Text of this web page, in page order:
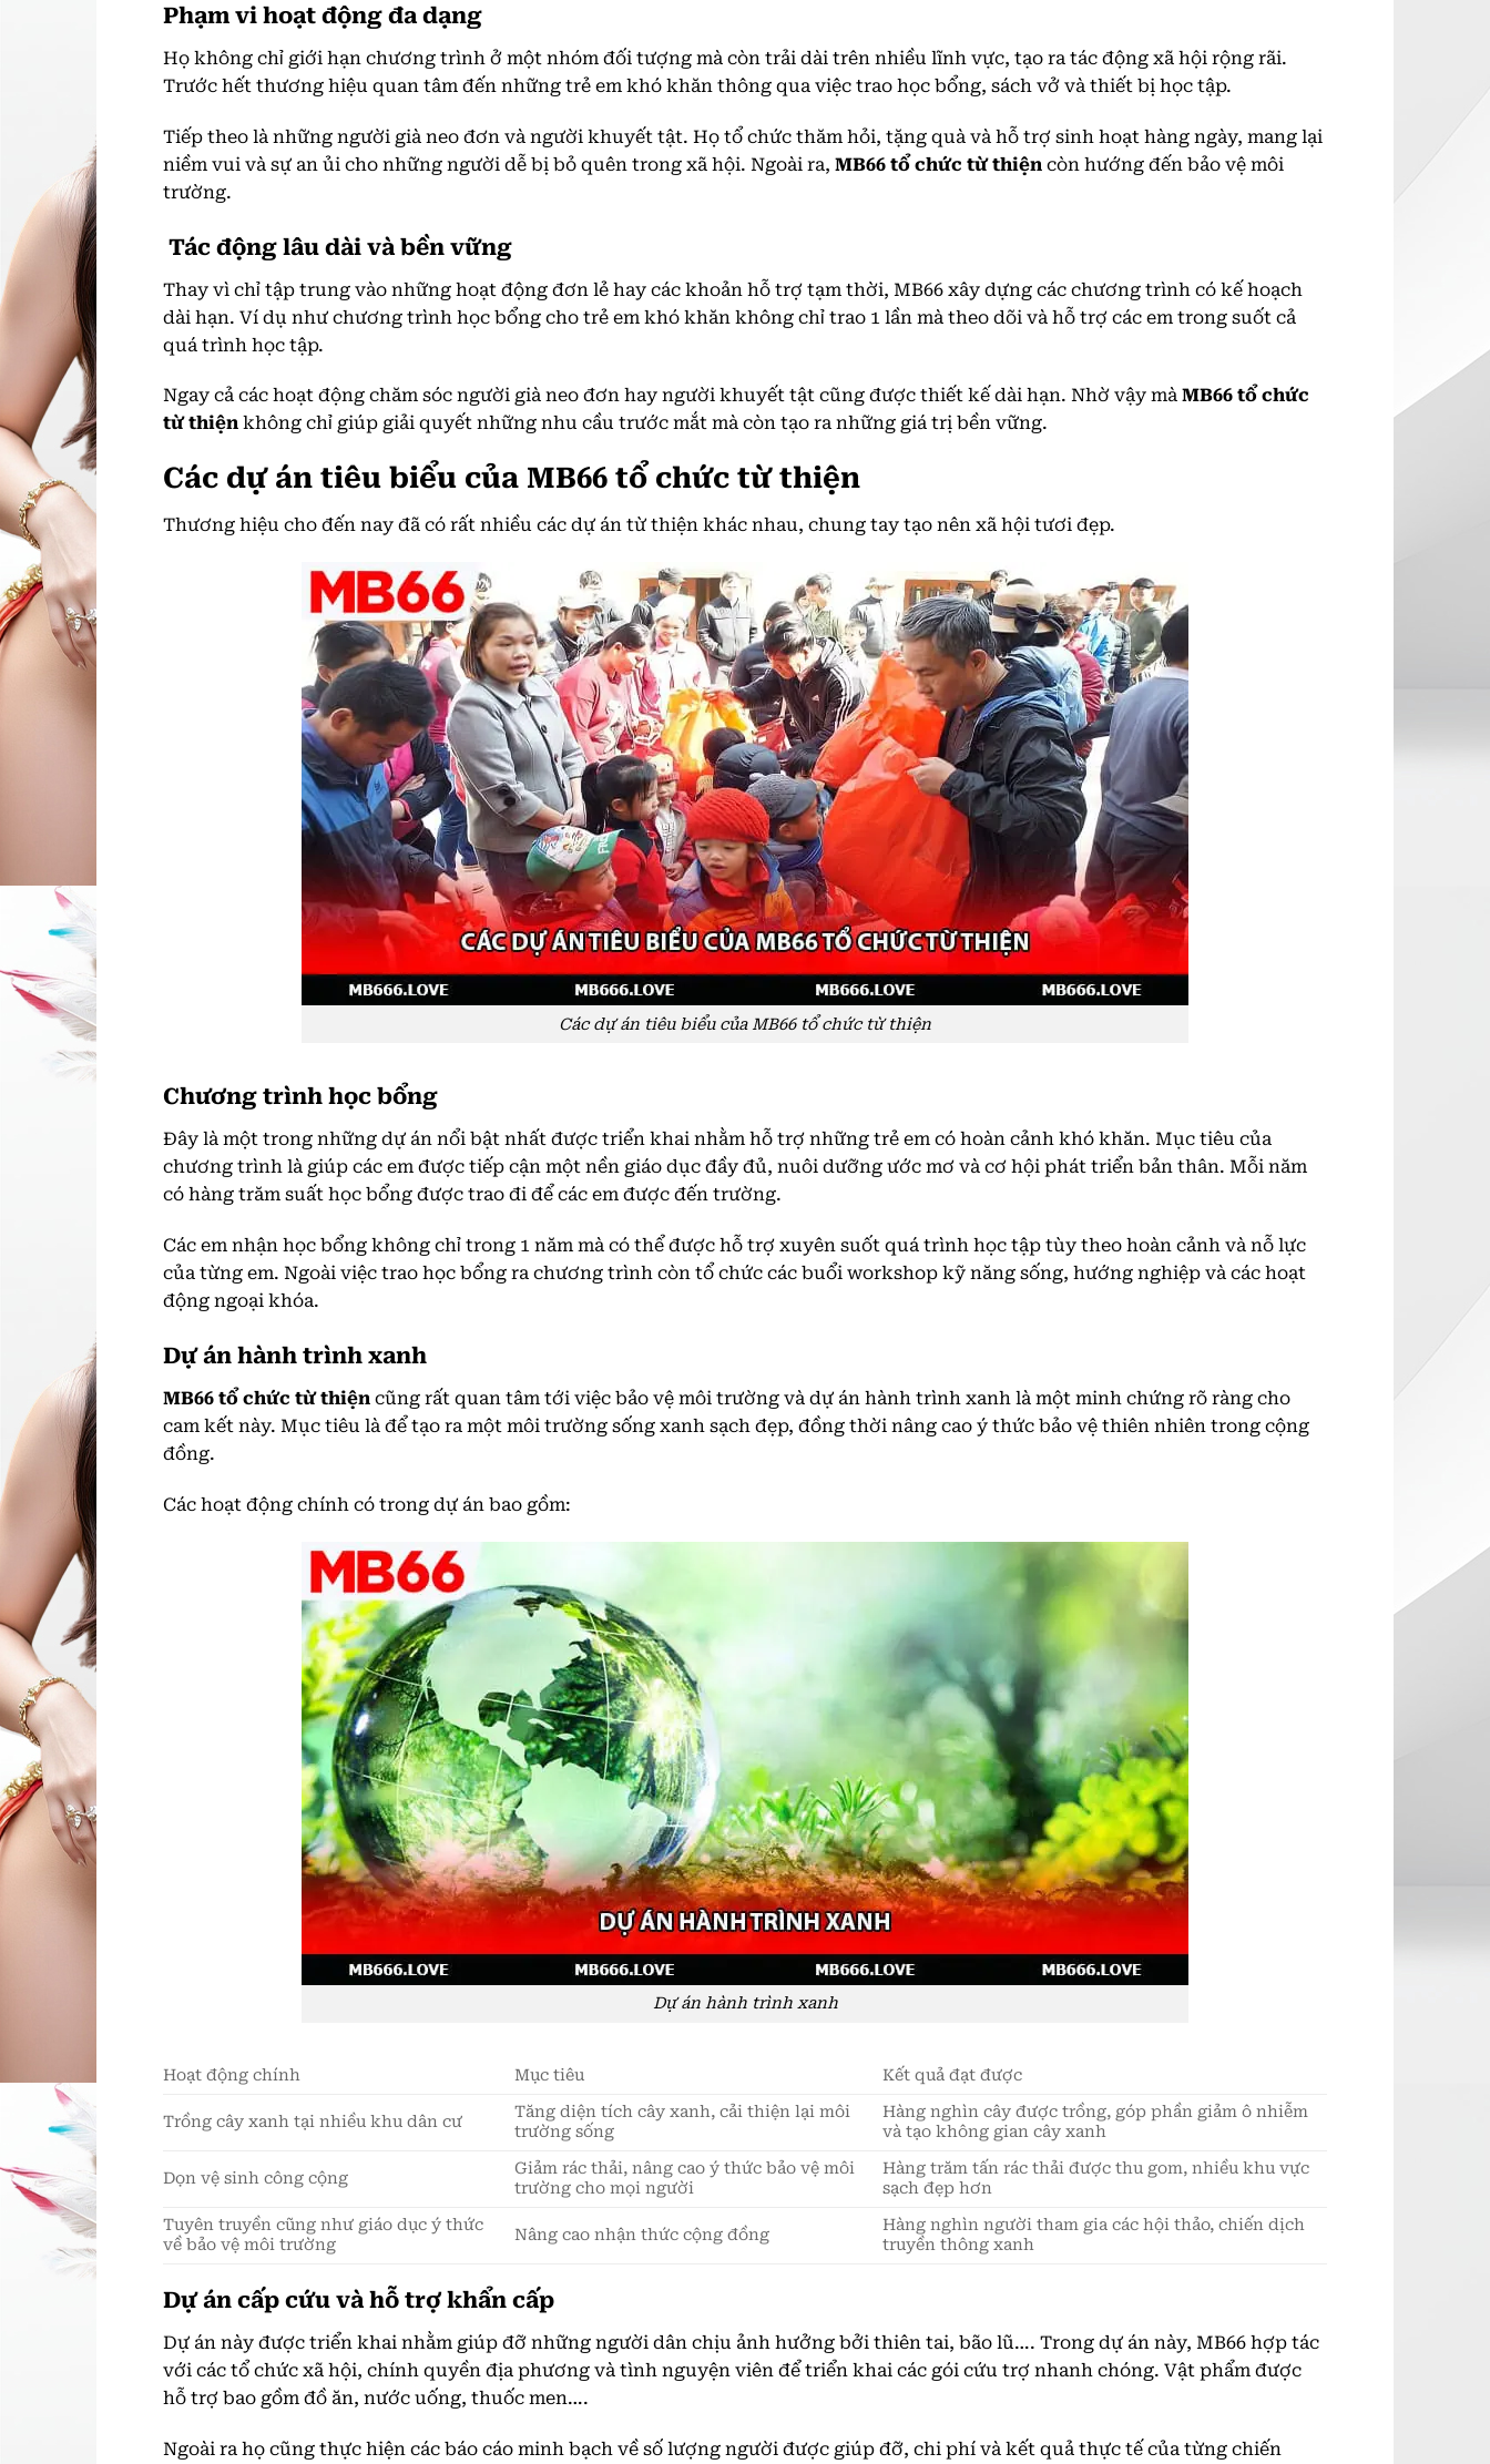
Phạm vi hoạt động đa dạng
Họ không chỉ giới hạn chương trình ở một nhóm đối tượng mà còn trải dài trên nhiều lĩnh vực, tạo ra tác động xã hội rộng rãi.
Trước hết thương hiệu quan tâm đến những trẻ em khó khăn thông qua việc trao học bổng, sách vở và thiết bị học tập.
Tiếp theo là những người già neo đơn và người khuyết tật. Họ tổ chức thăm hỏi, tặng quà và hỗ trợ sinh hoạt hàng ngày, mang lại
niềm vui và sự an ủi cho những người dễ bị bỏ quên trong xã hội. Ngoài ra, MB66 tổ chức từ thiện còn hướng đến bảo vệ môi
trường.
Tác động lâu dài và bền vững
Thay vì chỉ tập trung vào những hoạt động đơn lẻ hay các khoản hỗ trợ tạm thời, MB66 xây dựng các chương trình có kế hoạch
dài hạn. Ví dụ như chương trình học bổng cho trẻ em khó khăn không chỉ trao 1 lần mà theo dõi và hỗ trợ các em trong suốt cả
quá trình học tập.
Ngay cả các hoạt động chăm sóc người già neo đơn hay người khuyết tật cũng được thiết kế dài hạn. Nhờ vậy mà MB66 tổ chức
từ thiện không chỉ giúp giải quyết những nhu cầu trước mắt mà còn tạo ra những giá trị bền vững.
Các dự án tiêu biểu của MB66 tổ chức từ thiện
Thương hiệu cho đến nay đã có rất nhiều các dự án từ thiện khác nhau, chung tay tạo nên xã hội tươi đẹp.
Các dự án tiêu biểu của MB66 tổ chức từ thiện
Chương trình học bổng
Đây là một trong những dự án nổi bật nhất được triển khai nhằm hỗ trợ những trẻ em có hoàn cảnh khó khăn. Mục tiêu của
chương trình là giúp các em được tiếp cận một nền giáo dục đầy đủ, nuôi dưỡng ước mơ và cơ hội phát triển bản thân. Mỗi năm
có hàng trăm suất học bổng được trao đi để các em được đến trường.
Các em nhận học bổng không chỉ trong 1 năm mà có thể được hỗ trợ xuyên suốt quá trình học tập tùy theo hoàn cảnh và nỗ lực
của từng em. Ngoài việc trao học bổng ra chương trình còn tổ chức các buổi workshop kỹ năng sống, hướng nghiệp và các hoạt
động ngoại khóa.
Dự án hành trình xanh
MB66 tổ chức từ thiện cũng rất quan tâm tới việc bảo vệ môi trường và dự án hành trình xanh là một minh chứng rõ ràng cho
cam kết này. Mục tiêu là để tạo ra một môi trường sống xanh sạch đẹp, đồng thời nâng cao ý thức bảo vệ thiên nhiên trong cộng
đồng.
Các hoạt động chính có trong dự án bao gồm:
Dự án hành trình xanh
Hoạt động chính Mục tiêu Kết quả đạt được
Trồng cây xanh tại nhiều khu dân cư
Tăng diện tích cây xanh, cải thiện lại môi
trường sống
Hàng nghìn cây được trồng, góp phần giảm ô nhiễm
và tạo không gian cây xanh
Dọn vệ sinh công cộng
Giảm rác thải, nâng cao ý thức bảo vệ môi
trường cho mọi người
Hàng trăm tấn rác thải được thu gom, nhiều khu vực
sạch đẹp hơn
Tuyên truyền cũng như giáo dục ý thức
về bảo vệ môi trường
Nâng cao nhận thức cộng đồng
Hàng nghìn người tham gia các hội thảo, chiến dịch
truyền thông xanh
Dự án cấp cứu và hỗ trợ khẩn cấp
Dự án này được triển khai nhằm giúp đỡ những người dân chịu ảnh hưởng bởi thiên tai, bão lũ…. Trong dự án này, MB66 hợp tác
với các tổ chức xã hội, chính quyền địa phương và tình nguyện viên để triển khai các gói cứu trợ nhanh chóng. Vật phẩm được
hỗ trợ bao gồm đồ ăn, nước uống, thuốc men….
Ngoài ra họ cũng thực hiện các báo cáo minh bạch về số lượng người được giúp đỡ, chi phí và kết quả thực tế của từng chiến